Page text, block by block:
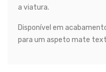
a viatura.
Disponível em
para um aspeto mate